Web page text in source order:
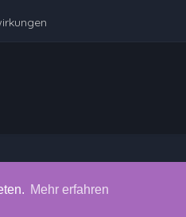
Mehr erfahren